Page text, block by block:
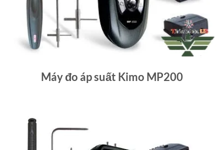
Máy đo áp suất Kimo MP200